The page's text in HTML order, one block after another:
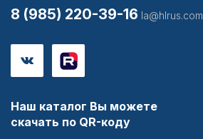
8 (985) 220-39-16 la@hlrus.com
Наш каталог Вы можете
скачать по QR-коду